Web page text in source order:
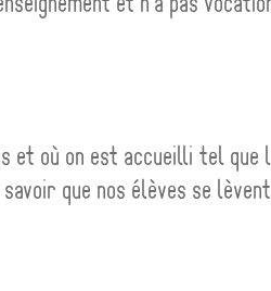
et où on est accueilli tel
que nos élèves se